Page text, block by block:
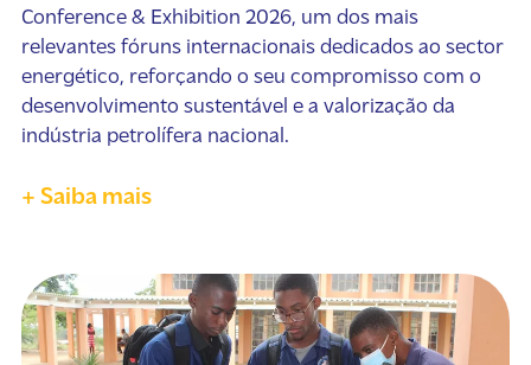
Conference & Exhibition 2026, um dos mais
relevantes fóruns internacionais dedicados ao sector
energético, reforçando o seu compromisso com o
desenvolvimento sustentável e a valorização da
indústria petrolífera nacional.
+ Saiba mais